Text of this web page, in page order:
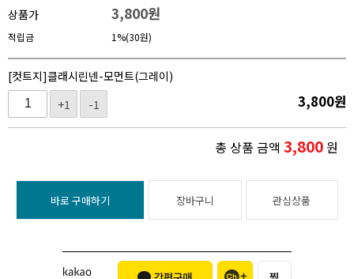
상품가 3,800원
적립금 1%(30원)
[컷트지]클래시린넨-모먼트(그레이)
+1
-1 3,800원
총 상품 금액 3,800원
바로 구매하기 장바구니 관심상품